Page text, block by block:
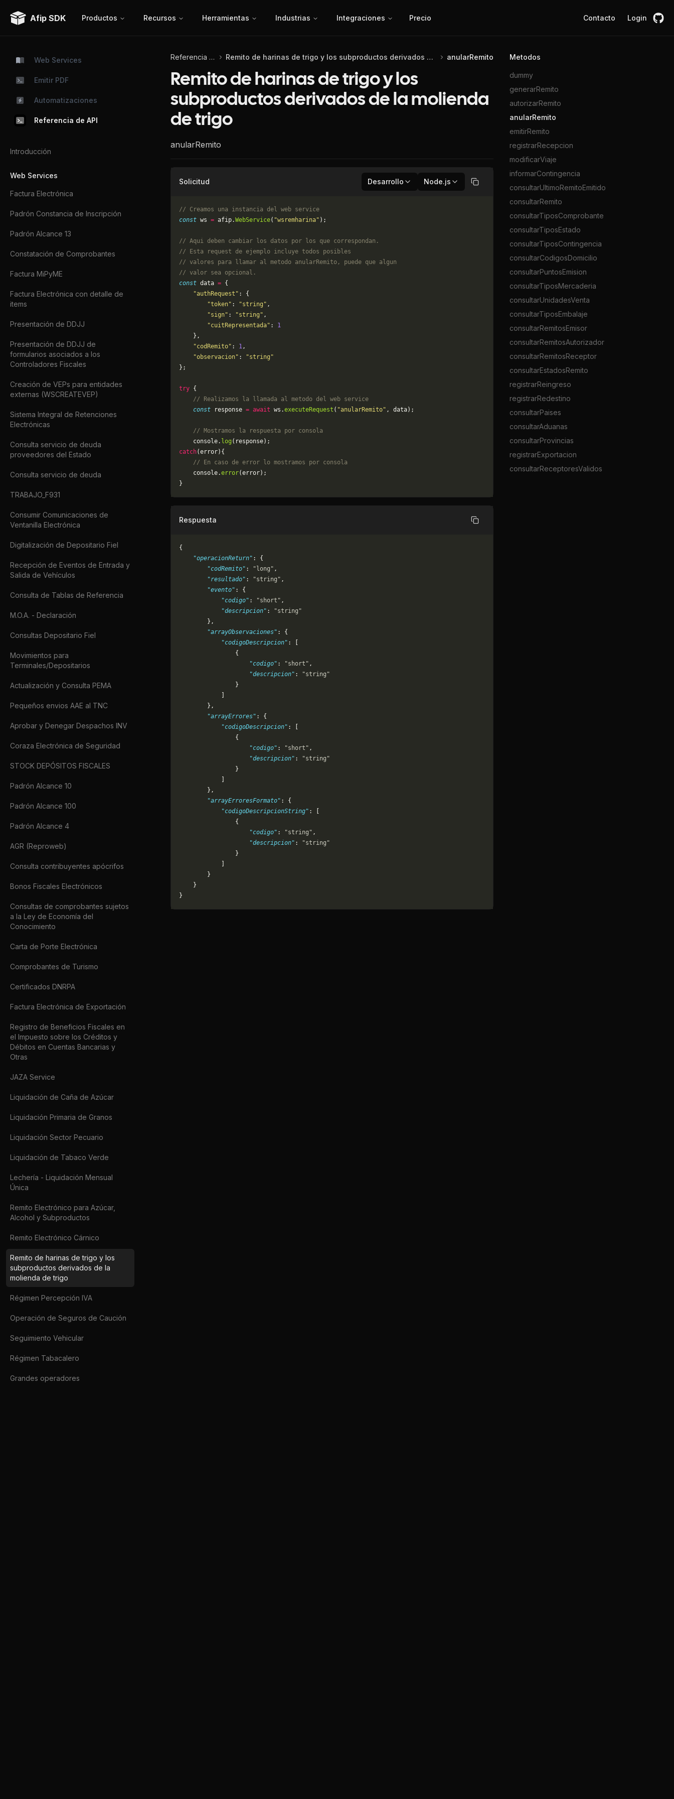
Afip SDK Productos Recursos Herramientas Industrias Integraciones Precio Contacto Login
Web Services
Emitir PDF
Automatizaciones
Referencia de API
Introducción
Web Services
Factura Electrónica
Padrón Constancia de Inscripción
Padrón Alcance 13
Constatación de Comprobantes
Factura MiPyME
Factura Electrónica con detalle de
items
Presentación de DDJJ
Presentación de DDJJ de
formularios asociados a los
Controladores Fiscales
Creación de VEPs para entidades
externas (WSCREATEVEP)
Sistema Integral de Retenciones
Electrónicas
Consulta servicio de deuda
proveedores del Estado
Consulta servicio de deuda
TRABAJO_F931
Consumir Comunicaciones de
Ventanilla Electrónica
Digitalización de Depositario Fiel
Recepción de Eventos de Entrada y
Salida de Vehículos
Consulta de Tablas de Referencia
M.O.A. - Declaración
Consultas Depositario Fiel
Movimientos para
Terminales/Depositarios
Actualización y Consulta PEMA
Pequeños envios AAE al TNC
Aprobar y Denegar Despachos INV
Coraza Electrónica de Seguridad
STOCK DEPÓSITOS FISCALES
Padrón Alcance 10
Padrón Alcance 100
Padrón Alcance 4
AGR (Reproweb)
Consulta contribuyentes apócrifos
Bonos Fiscales Electrónicos
Consultas de comprobantes sujetos
a la Ley de Economía del
Conocimiento
Carta de Porte Electrónica
Comprobantes de Turismo
Certificados DNRPA
Factura Electrónica de Exportación
Registro de Beneficios Fiscales en
el Impuesto sobre los Créditos y
Débitos en Cuentas Bancarias y
Otras
JAZA Service
Liquidación de Caña de Azúcar
Liquidación Primaria de Granos
Liquidación Sector Pecuario
Liquidación de Tabaco Verde
Lechería - Liquidación Mensual
Única
Remito Electrónico para Azúcar,
Alcohol y Subproductos
Remito Electrónico Cárnico
Remito de harinas de trigo y los
subproductos derivados de la
molienda de trigo
Régimen Percepción IVA
Operación de Seguros de Caución
Seguimiento Vehicular
Régimen Tabacalero
Grandes operadores
Referencia de API Remito de harinas de trigo y los subproductos derivados de la molienda de trigo anularRemito
Remito de harinas de trigo y los
subproductos derivados de la molienda
de trigo
anularRemito
Solicitud Desarrollo Node.js Copiar
// Creamos una instancia del web service
const ws = afip.WebService( "wsremharina" );
// Aqui deben cambiar los datos por los que correspondan.
// Esta request de ejemplo incluye todos posibles
// valores para llamar al metodo anularRemito, puede que algun
// valor sea opcional.
const data = {
    "authRequest"
: {
        "token"
: "string" ,
        "sign"
: "string" ,
        "cuitRepresentada"
: 1
    },
    "codRemito"
: 1,
    "observacion"
:
"string"
};
try {
    // Realizamos la llamada al metodo del web service
    const
response = await ws.executeRequest ( "anularRemito" , data);
    // Mostramos la respuesta por consola
    console.
log (response);
catch(error){
    // En caso de error lo mostramos por consola
	console.
error(error);
}
Respuesta Copiar
{
    "operacionReturn"
: {
        "codRemito"
: "long" ,
        "resultado"
: "string" ,
        "evento"
: {
            "codigo"
: "short" ,
            "descripcion"
:
"string"
        },
        "arrayObservaciones"
: {
            "codigoDescripcion"
: [
                {
                    "codigo"
: "short" ,
                    "descripcion"
:
"string"
                }
        },
        "arrayErrores"
: {
            "codigoDescripcion"
: [
                {
                    "codigo"
: "short" ,
                    "descripcion"
:
"string"
                }
        },
        "arrayErroresFormato"
: {
            "codigoDescripcionString"
: [
                {
                    "codigo"
: "string" ,
                    "descripcion"
:
"string"
                }
        }
    }
}
Metodos
dummy
generarRemito
autorizarRemito
anularRemito
emitirRemito
registrarRecepcion
modificarViaje
informarContingencia
consultarUltimoRemitoEmitido
consultarRemito
consultarTiposComprobante
consultarTiposEstado
consultarTiposContingencia
consultarCodigosDomicilio
consultarPuntosEmision
consultarTiposMercaderia
consultarUnidadesVenta
consultarTiposEmbalaje
consultarRemitosEmisor
consultarRemitosAutorizador
consultarRemitosReceptor
consultarEstadosRemito
registrarReingreso
registrarRedestino
consultarPaises
consultarAduanas
consultarProvincias
registrarExportacion
consultarReceptoresValidos